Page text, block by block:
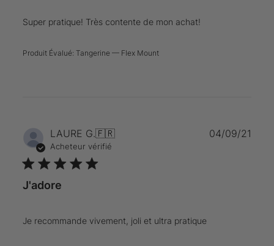
Super pratique! Très contente de mon achat!
Produit Évalué: Tangerine — Flex Mount
LAURE G.🇫🇷
Acheteur vérifié
J'adore
Je recommande vivement, joli et ultra pratique
04/09/21